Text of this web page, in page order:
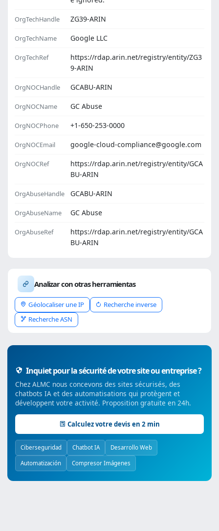
OrgTechHandle ZG39-ARIN
OrgTechName Google LLC
OrgTechRef
https://rdap.arin.net/registry/entity/ZG3
9-ARIN
OrgNOCHandle GCABU-ARIN
OrgNOCName GC Abuse
OrgNOCPhone +1-650-253-0000
OrgNOCEmail google-cloud-compliance@google.com
OrgNOCRef
https://rdap.arin.net/registry/entity/GCA
BU-ARIN
OrgAbuseHandle GCABU-ARIN
OrgAbuseName GC Abuse
OrgAbuseRef
https://rdap.arin.net/registry/entity/GCA
BU-ARIN
Analizar con otras herramientas
Géolocaliser une IP
Recherche inverse
Recherche ASN
Inquiet pour la sécurité de votre site ou entreprise ?
Chez ALMC nous concevons des sites sécurisés, des
chatbots IA et des automatisations qui protègent et
développent votre activité. Proposition gratuite en 24h.
Calculez votre devis en 2 min
Ciberseguridad Chatbot IA Desarrollo Web
Automatización Compresor Imágenes